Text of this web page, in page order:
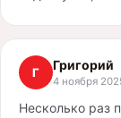
Г Григорий
4 ноября
Несколько раз